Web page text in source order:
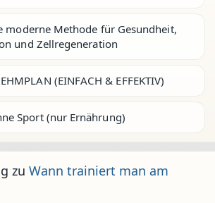
moderne Methode für Gesundheit,
und Zellregeneration
(EINFACH & EFFEKTIV)
Sport (nur Ernährung)
zu Wann trainiert man am